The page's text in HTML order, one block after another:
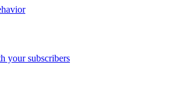
your subscribers